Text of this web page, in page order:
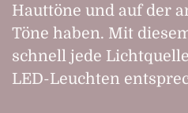
Hauttöne und auf der
Töne haben. Mit
schnell jede
LED-Leuchten